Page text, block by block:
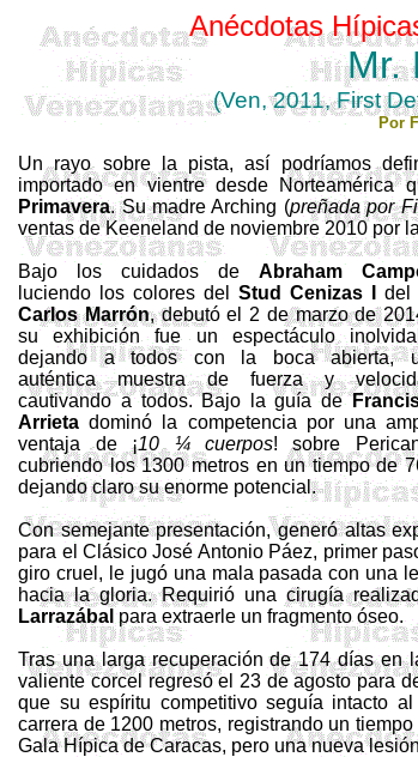
Anécdotas
Mr.
(Ven, 2011,First
Por
Un rayo sobre la pista, así podríamos
importado en vientre desde
Primavera. Su madreArching (preñada por
ventas deKeeneland de noviembre 2010 por
Bajo los cuidados de Abraham
luciendo los colores del Stud Cenizas I del
Carlos Marrón, debutó el 2 de marzo de
su exhibición fue un espectáculo
dejando a todos con la boca abierta,
auténtica muestra de fuerza y
cautivando a todos. Bajo la guía de
Arrieta dominó la competencia por una
ventaja
de ¡10 ¼ cuerpos! sobre
cubriendo los 1300 metros en un tiempo de
dejando claro su enorme potencial.
Con semejante presentación, generó altas
para el Clásico José Antonio Páez, primer
giro cruel, le jugó una mala pasada con una
hacia la gloria. Requirió una cirugía
Larrazábal para extraerle un fragmento óseo.
Tras una larga recuperación de 174 días en
valiente corcel regresó el 23 de agosto para
que su espíritu competitivo seguía intacto al
carrera de 1200 metros, registrando un
Gala Hípica de Caracas, pero una nueva